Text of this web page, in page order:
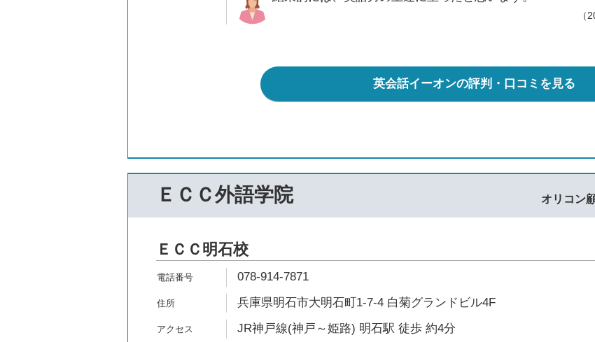
（
英会話イーオンの評判・口コミを見る
ＥＣＣ外語学院 オリコン
ＥＣＣ明石校
078-914-7871
兵庫県明石市大明石町1-7-4 白菊グランドビル4F
JR神戸線(神戸～姫路) 明石駅 徒歩 約4分